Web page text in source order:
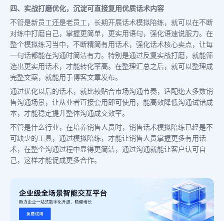
四、实战打磨优化，沉淀可直接复用优质话术内容
不管是新员工还是老员工，长期开展话术模拟陪练，就可以在不断
对练中打磨自己，掌握更简单，更实用语句，强化语速说服力。在
整个模拟练习当中，不断精简有用话术，强化话术核心卖点，让每
一句话都能在沟通时简洁有力。特别是通过反复实战打磨，就能筛
选出更实用话术，才能转化率高。在整理汇总之后，就可以整理成
完整文案，就能用于博客文章发布。
通过优化以后的话术，就比较贴合市场沟通节奏，适配绝大多数销
售沟通场景，让从业者直接套用即可使用，能高效降低沟通试错成
本，才能稳定提升整体沟通成交效率。
不管是什么行业，在培养销售人员时，销售话术模拟陪练已经是不
可缺少的工具，通过模拟陪练，才能让销售人员掌握更多有用话
术，在整个沟通过程中显得更简洁，通过沟通就能让客户认可自
己，这样才能促成更多合作。